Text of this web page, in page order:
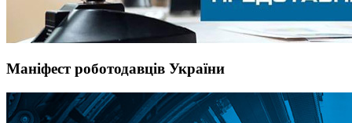
Маніфест роботодавців України